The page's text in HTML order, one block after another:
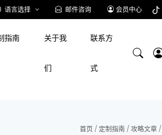
语言选择 邮件咨询 会员中心
指南 关于我
们
联系方
式
首页 / 定制指南/攻略文章/